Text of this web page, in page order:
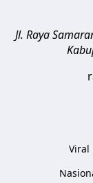
Jl. Raya
Viral